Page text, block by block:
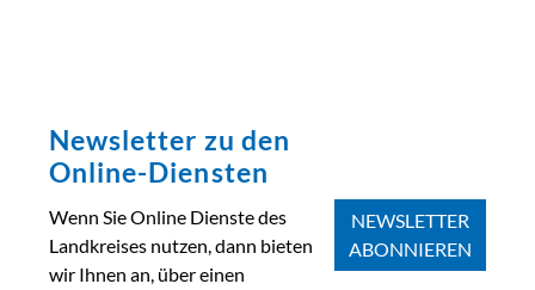
Newsletter zu den
Online-Diensten
Wenn Sie Online Dienste des
Landkreises nutzen, dann bieten
wir Ihnen an, über einen
NEWSLETTER
ABONNIEREN